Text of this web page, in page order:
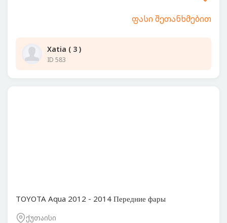
ფასი შეთანხმებით
Xatia ( 3 )
ID 583
TOYOTA Aqua 2012 - 2014 Передние фары
ქუთაისი